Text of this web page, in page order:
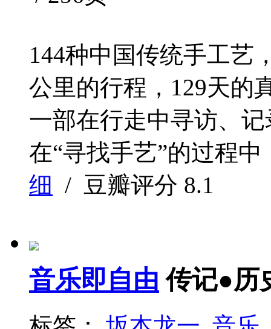
144种中国传统手工艺
公里的行程，129天
一部在行走中寻访、
在“寻找手艺”的过程
细 / 豆瓣评分 8.1
音乐即自由 传记●历